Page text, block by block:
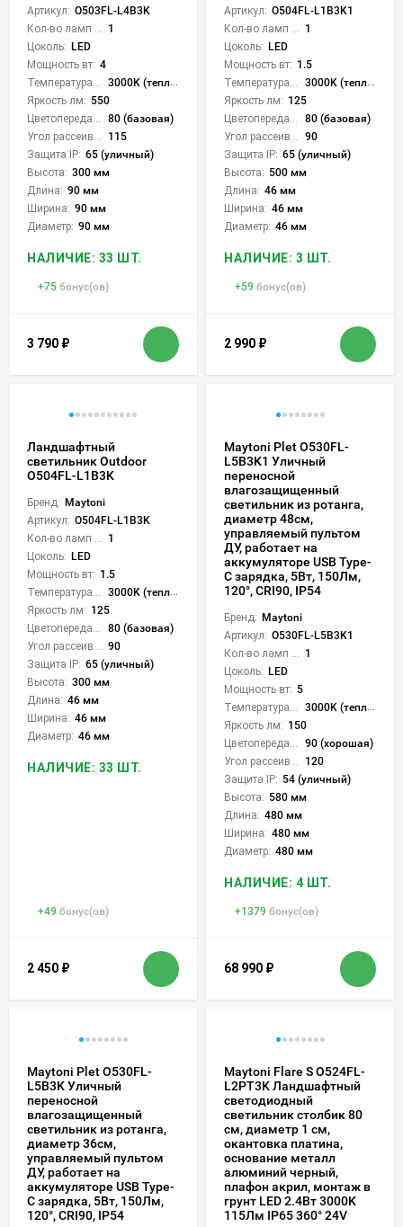
Артикул: O503FL-L4B3K
1
Цоколь: LED
Мощность вт: 4
3000K (теплый)
Яркость лм: 550
80 (базовая)
115
Защита IP: 65 (уличный)
Высота: 300 мм
Длина: 90 мм
Ширина: 90 мм
Диаметр: 90 мм
НАЛИЧИЕ: 33 ШТ.
+75 бонус(ов)
3 790 ₽
Артикул: O504FL-L1B3K1
1
Цоколь: LED
Мощность вт: 1.5
3000K (теплый)
Яркость лм: 125
80 (базовая)
90
Защита IP: 65 (уличный)
Высота: 500 мм
Длина: 46 мм
Ширина: 46 мм
Диаметр: 46 мм
НАЛИЧИЕ: 3 ШТ.
+59 бонус(ов)
2 990 ₽
Ландшафтный
светильник Outdoor
O504FL-L1B3K
Бренд: Maytoni
Артикул: O504FL-L1B3K
1
Цоколь: LED
Мощность вт: 1.5
3000K (теплый)
Яркость лм: 125
80 (базовая)
90
Защита IP: 65 (уличный)
Высота: 300 мм
Длина: 46 мм
Ширина: 46 мм
Диаметр: 46 мм
НАЛИЧИЕ: 33 ШТ.
+49 бонус(ов)
2 450 ₽
Maytoni Plet O530FL-
L5B3K1 Уличный
переносной
влагозащищенный
светильник из ротанга,
диаметр 48см,
управляемый пультом
ДУ, работает на
аккумуляторе USB Type-
C зарядка, 5Вт, 150Лм,
120°, CRI90, IP54
Бренд: Maytoni
Артикул: O530FL-L5B3K1
1
Цоколь: LED
Мощность вт: 5
3000K (теплый)
Яркость лм: 150
90 (хорошая)
120
Защита IP: 54 (уличный)
Высота: 580 мм
Длина: 480 мм
Ширина: 480 мм
Диаметр: 480 мм
НАЛИЧИЕ: 4 ШТ.
+1379 бонус(ов)
68 990 ₽
Maytoni Plet O530FL-
L5B3K Уличный
переносной
влагозащищенный
светильник из ротанга,
диаметр 36см,
управляемый пультом
ДУ, работает на
аккумуляторе USB Type-
C зарядка, 5Вт, 150Лм,
120°, CRI90, IP54
Maytoni Flare S O524FL-
L2PT3K Ландшафтный
светодиодный
светильник столбик 80
см, диаметр 1 см,
окантовка платина,
основание металл
алюминий черный,
плафон акрил, монтаж в
грунт LED 2.4Вт 3000K
115Лм IP65 360° 24V